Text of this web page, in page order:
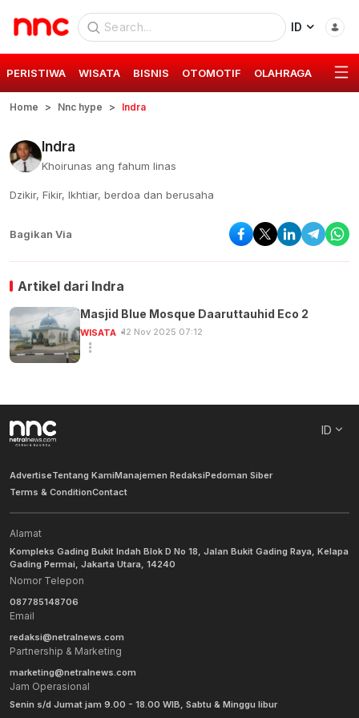
ID
PERISTIWA WISATA BISNIS OTOMOTIF OLAHRAGA GAYA
Home Nnc hype Indra
Indra
Khoirunas ang fahum linas
Dzikir, Fikir, Ikhtiar, berdoa dan berusaha
Bagikan Via
Artikel dari Indra
Masjid Blue Mosque Daaruttauhid Eco 2
WISATA 12 Nov 2025 07:12
ID
AdvertiseTentang KamiManajemen RedaksiPedoman Siber
Terms & ConditionContact
Alamat
Kompleks Gading Bukit Indah Blok D No 18, Jalan Bukit Gading Raya, Kelapa
Gading Permai, Jakarta Utara, 14240
Nomor Telepon
087785148706
Email
redaksi@netralnews.com
Partnership & Marketing
marketing@netralnews.com
Jam Operasional
Senin s/d Jumat jam 9.00 - 18.00 WIB, Sabtu & Minggu libur